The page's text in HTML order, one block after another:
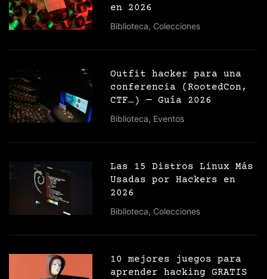
en 2026
Biblioteca, Colecciones
Outfit hacker para una
conferencia (RootedCon,
CTF…) — Guía 2026
Biblioteca, Eventos
Las 15 Distros Linux Más
Usadas por Hackers en
2026
Biblioteca, Colecciones
10 mejores juegos para
aprender hacking GRATIS